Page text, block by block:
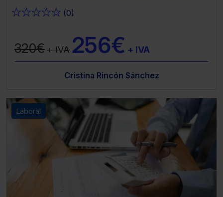
★★★★★ (0)
320€+ IVA 256€ + IVA
Cristina Rincón Sánchez
Laboral